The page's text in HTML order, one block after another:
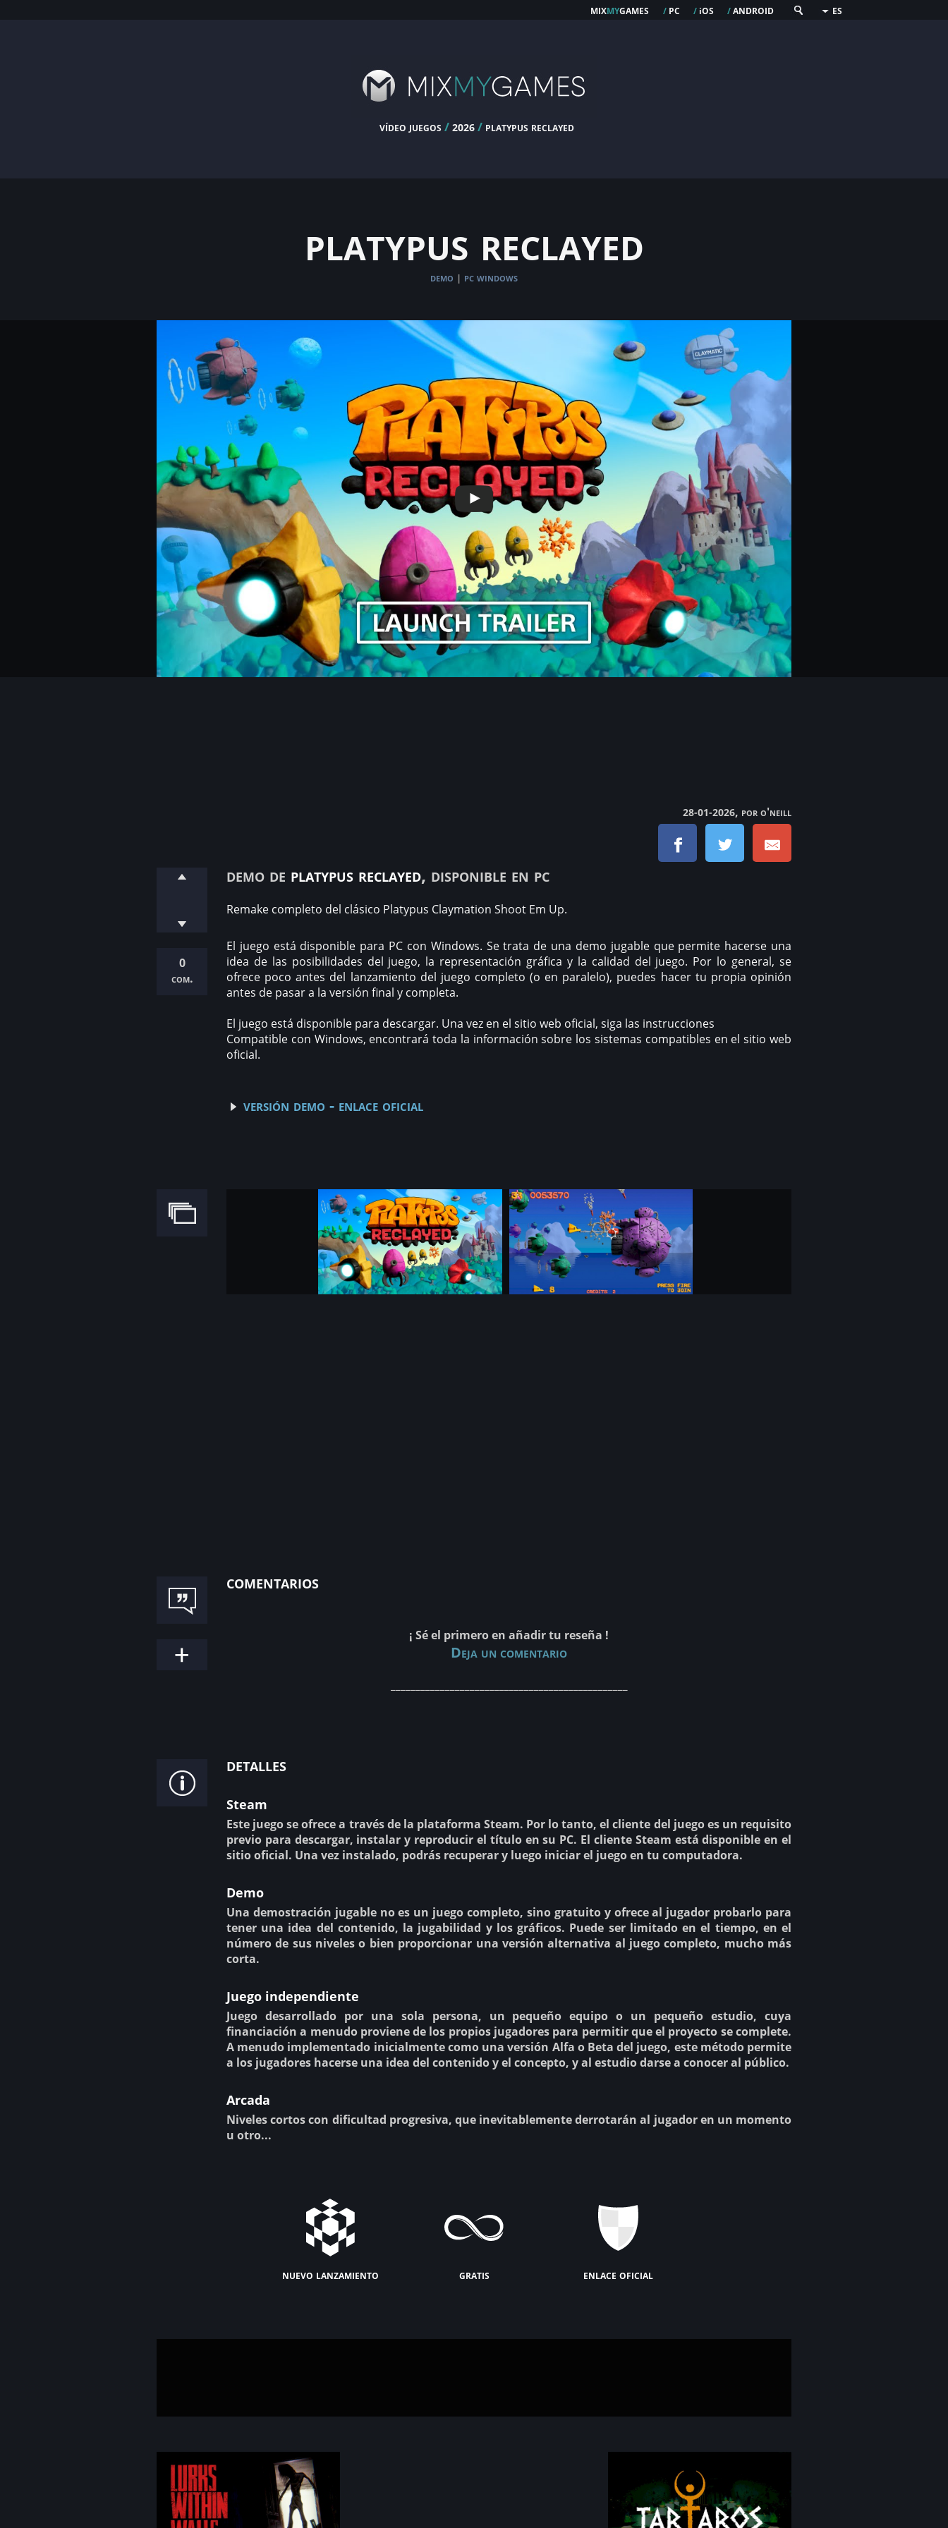
mixmygames / pc / ios /android ES
vídeo juegos / 2026 / platypus reclayed
platypus reclayed
demo | pc windows
28-01-2026, por o'neill
0
com.
demo de platypus reclayed, disponible en pc
Remake completo del clásico Platypus Claymation Shoot Em Up.
El juego está disponible para PC con Windows. Se trata de una demo jugable que permite hacerse una
idea de las posibilidades del juego, la representación gráfica y la calidad del juego. Por lo general, se
ofrece poco antes del lanzamiento del juego completo (o en paralelo), puedes hacer tu propia opinión
antes de pasar a la versión final y completa.
El juego está disponible para descargar. Una vez en el sitio web oficial, siga las instrucciones
Compatible con Windows, encontrará toda la información sobre los sistemas compatibles en el sitio web
oficial.
versión demo - enlace oficial
comentarios
¡ Sé el primero en añadir tu reseña !
Deja un comentario
detalles
Steam
Este juego se ofrece a través de la plataforma Steam. Por lo tanto, el cliente del juego es un requisito
previo para descargar, instalar y reproducir el título en su PC. El cliente Steam está disponible en el
sitio oficial. Una vez instalado, podrás recuperar y luego iniciar el juego en tu computadora.
Demo
Una demostración jugable no es un juego completo, sino gratuito y ofrece al jugador probarlo para
tener una idea del contenido, la jugabilidad y los gráficos. Puede ser limitado en el tiempo, en el
número de sus niveles o bien proporcionar una versión alternativa al juego completo, mucho más
corta.
Juego independiente
Juego desarrollado por una sola persona, un pequeño equipo o un pequeño estudio, cuya
financiación a menudo proviene de los propios jugadores para permitir que el proyecto se complete.
A menudo implementado inicialmente como una versión Alfa o Beta del juego, este método permite
a los jugadores hacerse una idea del contenido y el concepto, y al estudio darse a conocer al público.
Arcada
Niveles cortos con dificultad progresiva, que inevitablemente derrotarán al jugador en un momento
u otro...
nuevo lanzamiento gratis enlace oficial